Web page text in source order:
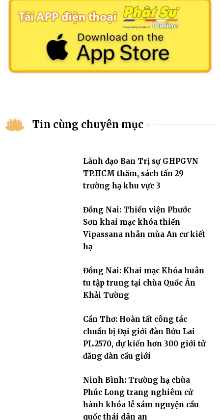
Tin cùng chuyên mục
Lãnh đạo Ban Trị sự GHPGVN
TP.HCM thăm, sách tấn 29
trường hạ khu vực 3
Đồng Nai: Thiền viện Phước
Sơn khai mạc khóa thiền
Vipassana nhân mùa An cư kiết
hạ
Đồng Nai: Khai mạc Khóa huân
tu tập trung tại chùa Quốc Ân
Khải Tường
Cần Thơ: Hoàn tất công tác
chuẩn bị Đại giới đàn Bửu Lai
PL.2570, dự kiến hơn 300 giới tử
đăng đàn cầu giới
Ninh Bình: Trường hạ chùa
Phúc Long trang nghiêm cử
hành khóa lễ sám nguyện cầu
quốc thái dân an